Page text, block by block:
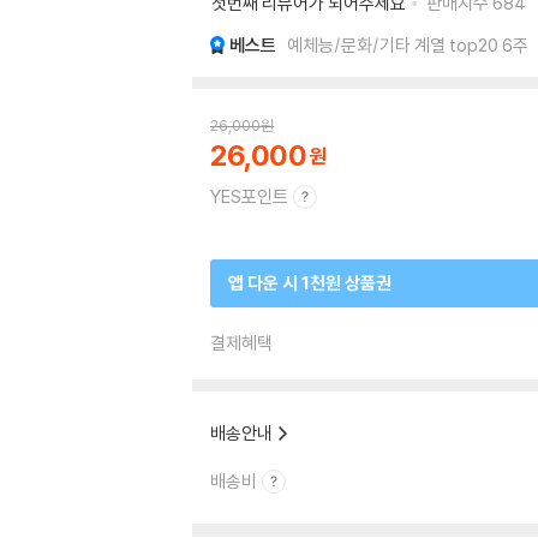
베스트 예체능/문화/기타 계열 top20 6주
26,000원
26,000
YES포인트
앱 다운 시 1천원 상품권
결제혜택
배송안내
배송비